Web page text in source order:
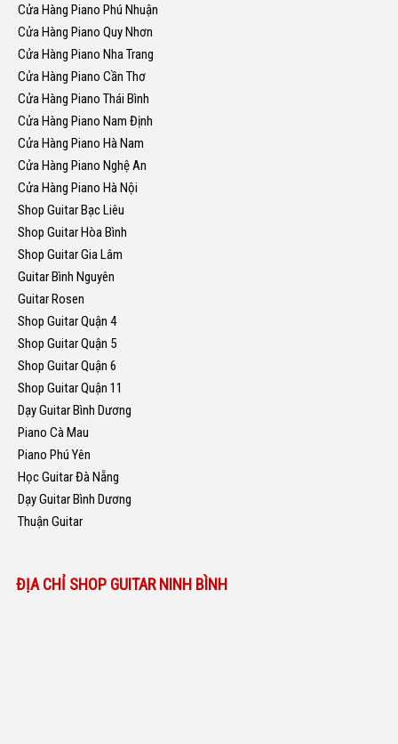
Cửa Hàng Piano Phú Nhuận
Cửa Hàng Piano Quy Nhơn
Cửa Hàng Piano Nha Trang
Cửa Hàng Piano Cần Thơ
Cửa Hàng Piano Thái Bình
Cửa Hàng Piano Nam Định
Cửa Hàng Piano Hà Nam
Cửa Hàng Piano Nghệ An
Cửa Hàng Piano Hà Nội
Shop Guitar Bạc Liêu
Shop Guitar Hòa Bình
Shop Guitar Gia Lâm
Guitar Bình Nguyên
Guitar Rosen
Shop Guitar Quận 4
Shop Guitar Quận 5
Shop Guitar Quận 6
Shop Guitar Quận 11
Dạy Guitar Bình Dương
Piano Cà Mau
Piano Phú Yên
Học Guitar Đà Nẵng
Dạy Guitar Bình Dương
Thuận Guitar
ĐỊA CHỈ SHOP GUITAR NINH BÌNH